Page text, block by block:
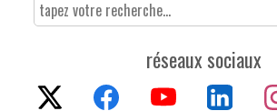
réseaux sociaux